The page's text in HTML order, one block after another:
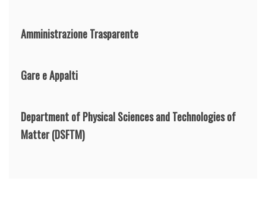
Amministrazione Trasparente
Gare e Appalti
Department of Physical Sciences and Technologies of
Matter(DSFTM)